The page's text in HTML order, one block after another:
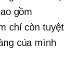
gồm
chí còn tuyệt
của mình